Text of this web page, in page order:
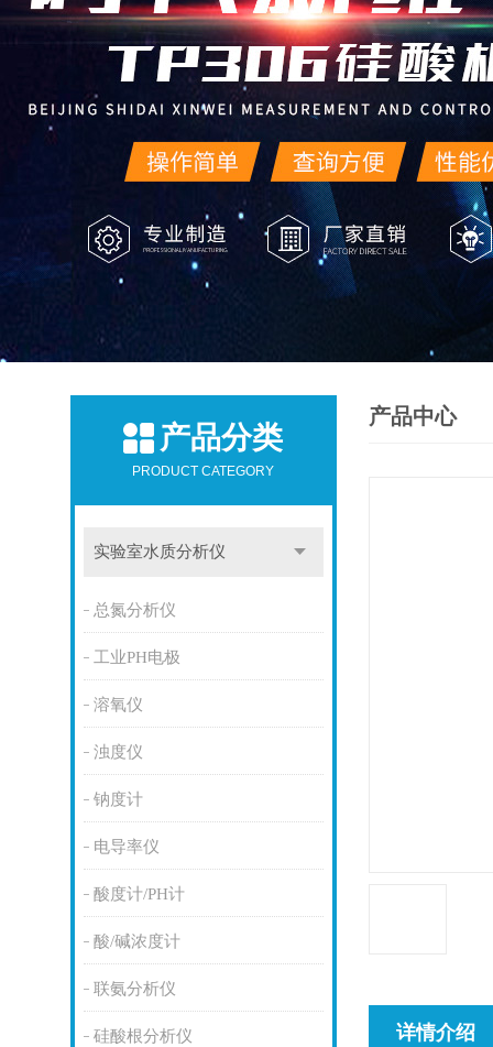
产品分类
PRODUCT CATEGORY
实验室水质分析仪
总氮分析仪
工业PH电极
溶氧仪
浊度仪
钠度计
电导率仪
酸度计/PH计
酸/碱浓度计
联氨分析仪
硅酸根分析仪
产品中心
详情介绍